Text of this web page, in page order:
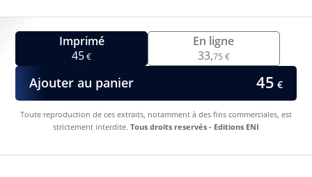
Imprimé
45€
En ligne
33,75 €
Ajouter au panier 45 €
Toute reproduction de ces extraits, notamment à des fins commerciales, est
strictement interdite. Tous droits reservés - Editions ENI